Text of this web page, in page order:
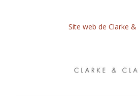
Site web de Clarke &